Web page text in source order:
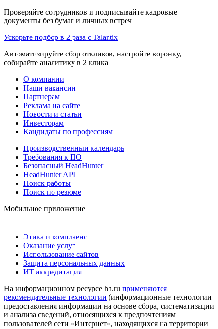
Проверяйте сотрудников и подписывайте кадровые
документы без бумаг и личных встреч
Ускорьте подбор в 2 раза с Talantix
Автоматизируйте сбор откликов, настройте воронку,
собирайте аналитику в 2 клика
О компании
Наши вакансии
Партнерам
Реклама на сайте
Новости и статьи
Инвесторам
Кандидаты по профессиям
Производственный календарь
Требования к ПО
Безопасный HeadHunter
HeadHunter API
Поиск работы
Поиск по резюме
Мобильное приложение
Этика и комплаенс
Оказание услуг
Использование сайтов
Защита персональных данных
ИТ аккредитация
На информационном ресурсе hh.ru применяются
рекомендательные технологии (информационные технологии
предоставления информации на основе сбора, систематизации
и анализа сведений, относящихся к предпочтениям
пользователей сети «Интернет», находящихся на территории